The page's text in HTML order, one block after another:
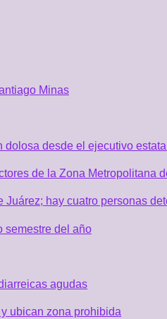
Minas
dolosa desde el ejecutivo
de la Zona Metropolitana
hay cuatro personas
semestre del año
agudas
ubican zona prohibida